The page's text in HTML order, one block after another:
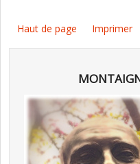
Haut de page Imprimer